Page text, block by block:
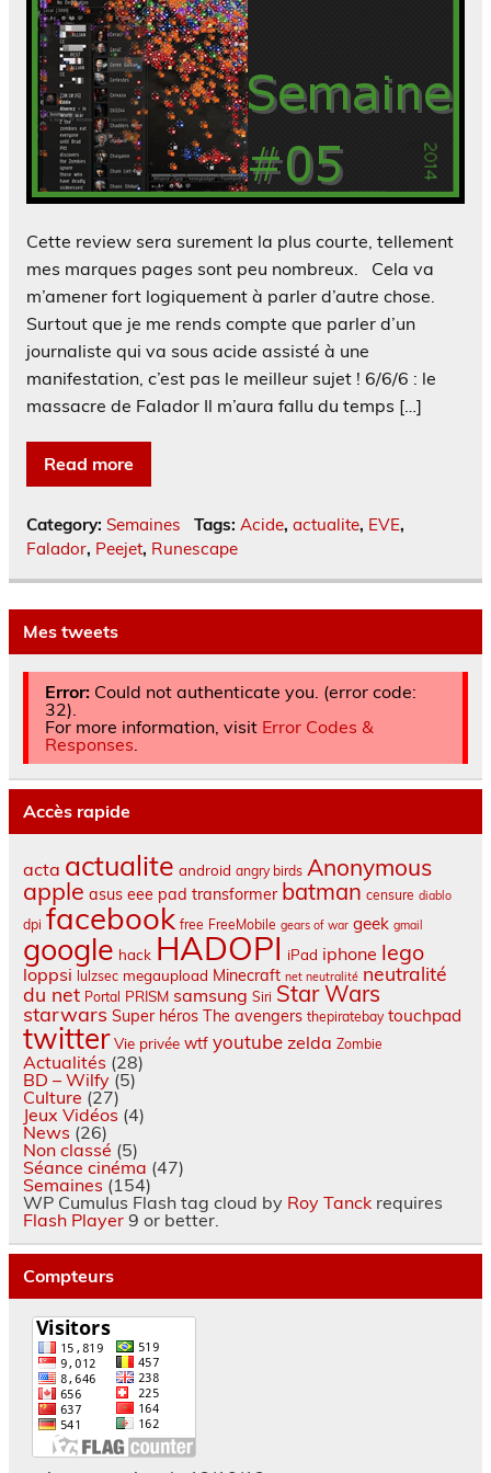
Cette review sera surement la plus courte, tellement
mes marques pages sont peu nombreux. Cela va
m’amener fort logiquement à parler d’autre chose.
Surtout que je me rends compte que parler d’un
journaliste qui va sous acide assisté à une
manifestation, c’est pas le meilleur sujet ! 6/6/6 : le
massacre de Falador Il m’aura fallu du temps […]
Read more
Category: Semaines Tags: Acide, actualite, EVE,
Falador, Peejet, Runescape
Mes tweets
Error:Could not authenticate you. (error code:
32).
For more information, visit Error Codes &
Responses.
Accès rapide
acta actualite android angry birds Anonymous
apple asus eee pad transformer batman censure diablo
dpi facebook free FreeMobile gears of war geek gmail
google hack HADOPI iPad iphone lego
loppsi lulzsec megaupload Minecraft net neutralité neutralité
du net Portal PRISM samsung Siri Star Wars
starwars Super héros The avengers thepiratebay touchpad
twitter Vie privée wtf youtube zelda Zombie
Actualités (28)
BD – Wilfy(5)
Culture (27)
Jeux Vidéos (4)
News (26)
Non classé (5)
Séance cinéma (47)
Semaines (154)
WP Cumulus Flash tag cloud by Roy Tanckrequires
Flash Player9 or better.
Compteurs